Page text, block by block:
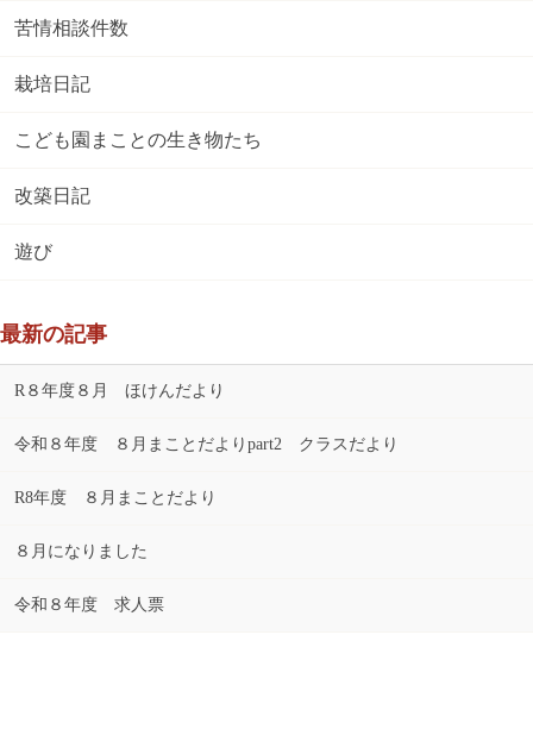
苦情相談件数
栽培日記
こども園まことの生き物たち
改築日記
遊び
最新の記事
R８年度８月 ほけんだより
令和８年度 ８月まことだよりpart2 クラスだより
R8年度 ８月まことだより
８月になりました
令和８年度 求人票